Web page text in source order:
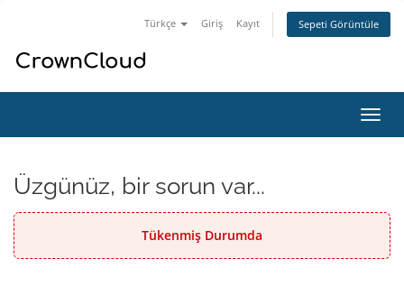
Türkçe Giriş Kayıt Sepeti Görüntüle
Üzgünüz, bir sorun var...
Tükenmiş Durumda